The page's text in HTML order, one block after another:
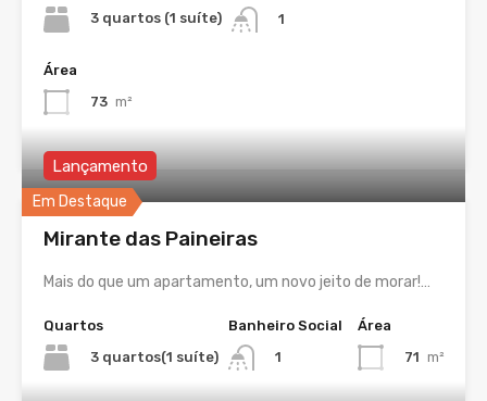
3 quartos (1 suíte)
1
Área
73 m²
Em Destaque
Lançamento
Mirante das Paineiras
Mais do que um apartamento, um novo jeito de morar!…
Quartos
3 quartos(1 suíte)
Banheiro Social
1
Área
71 m²